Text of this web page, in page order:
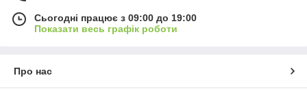
Сьогодні працює з 09:00 до 19:00
Показати весь графік роботи
Про нас